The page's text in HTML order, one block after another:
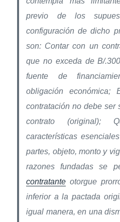
previo de los
configuración de dicho
son: Contar con un
que no exceda de B/
fuente de
obligación
contratación no debe ser
contrato
características
partes, objeto, monto y
razones fundadas se
contratante otorgue
inferior a la pactada
igual manera, en una